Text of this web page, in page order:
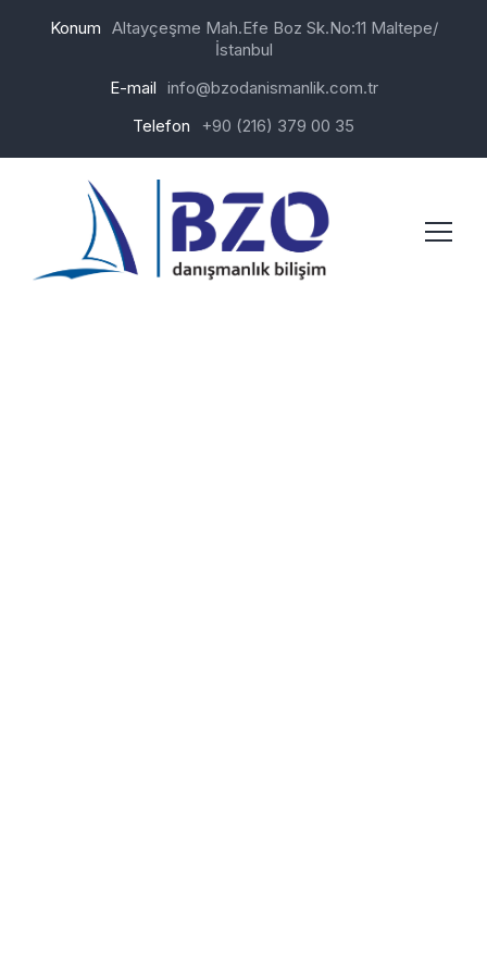
Konum Altayçeşme Mah.Efe Boz Sk.No:11 Maltepe/
İstanbul
E-mail info@bzodanismanlik.com.tr
Telefon
+90 (216) 379 00 35